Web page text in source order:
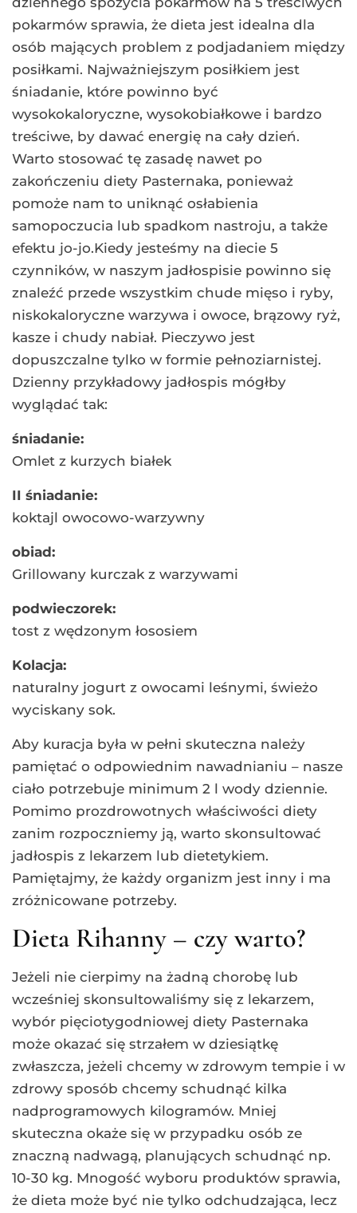
pokarmów sprawia, że dieta jest idealna dla
osób mających problem z podjadaniem między
posiłkami. Najważniejszym posiłkiem jest
śniadanie, które powinno być
wysokokaloryczne, wysokobiałkowe i bardzo
treściwe, by dawać energię na cały dzień.
Warto stosować tę zasadę nawet po
zakończeniu diety Pasternaka, ponieważ
pomoże nam to uniknąć osłabienia
samopoczucia lub spadkom nastroju, a także
efektu jo-jo.Kiedy jesteśmy na diecie 5
czynników, w naszym jadłospisie powinno się
znaleźć przede wszystkim chude mięso i ryby,
niskokaloryczne warzywa i owoce, brązowy ryż,
kasze i chudy nabiał. Pieczywo jest
dopuszczalne tylko w formie pełnoziarnistej.
Dzienny przykładowy jadłospis mógłby
wyglądać tak:
śniadanie:
Omlet z kurzych białek
II śniadanie:
koktajl owocowo-warzywny
obiad:
Grillowany kurczak z warzywami
podwieczorek:
tost z wędzonym łososiem
Kolacja:
naturalny jogurt z owocami leśnymi, świeżo
wyciskany sok.
Aby kuracja była w pełni skuteczna należy
pamiętać o odpowiednim nawadnianiu – nasze
ciało potrzebuje minimum 2 l wody dziennie.
Pomimo prozdrowotnych właściwości diety
zanim rozpoczniemy ją, warto skonsultować
jadłospis z lekarzem lub dietetykiem.
Pamiętajmy, że każdy organizm jest inny i ma
zróżnicowane potrzeby.
Dieta Rihanny – czy warto?
Jeżeli nie cierpimy na żadną chorobę lub
wcześniej skonsultowaliśmy się z lekarzem,
wybór pięciotygodniowej diety Pasternaka
może okazać się strzałem w dziesiątkę
zwłaszcza, jeżeli chcemy w zdrowym tempie i w
zdrowy sposób chcemy schudnąć kilka
nadprogramowych kilogramów. Mniej
skuteczna okaże się w przypadku osób ze
znaczną nadwagą, planujących schudnąć np.
10-30 kg. Mnogość wyboru produktów sprawia,
że dieta może być nie tylko odchudzająca, lecz